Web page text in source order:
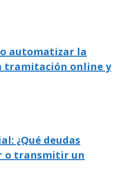
automatizar la
tramitación online y
¿Qué deudas
o transmitir un